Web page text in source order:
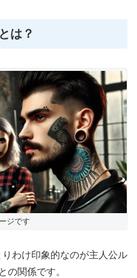
は？
ジです
りわけ印象的なのが主人公ル
の関係です。